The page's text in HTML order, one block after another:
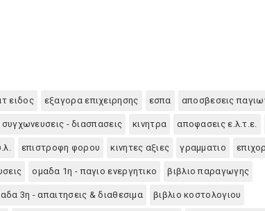
ειδος εξαγορα επιχειρησης εσπα αποσβεσεις
- διασπασεις κινητρα αποφασεις ε.λ.τ.ε.
επιστροφη φορου κινητες αξιες γραμματιο
ομαδα 1η - παγιο ενεργητικο βιβλιο παραγωγης
3η - απαιτησεις & διαθεσιμα βιβλιο κοστολογιου